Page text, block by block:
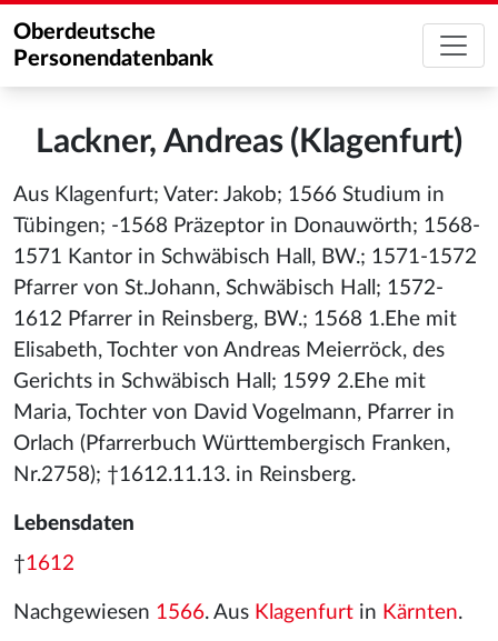
Oberdeutsche
Personendatenbank
Lackner, Andreas (Klagenfurt)
Aus Klagenfurt; Vater: Jakob; 1566 Studium in
Tübingen; -1568 Präzeptor in Donauwörth; 1568-
1571 Kantor in Schwäbisch Hall, BW.; 1571-1572
Pfarrer von St.Johann, Schwäbisch Hall; 1572-
1612 Pfarrer in Reinsberg, BW.; 1568 1.Ehe mit
Elisabeth, Tochter von Andreas Meierröck, des
Gerichts in Schwäbisch Hall; 1599 2.Ehe mit
Maria, Tochter von David Vogelmann, Pfarrer in
Orlach (Pfarrerbuch Württembergisch Franken,
Nr.2758); †1612.11.13. in Reinsberg.
Lebensdaten
†1612
Nachgewiesen 1566. Aus Klagenfurt in Kärnten.